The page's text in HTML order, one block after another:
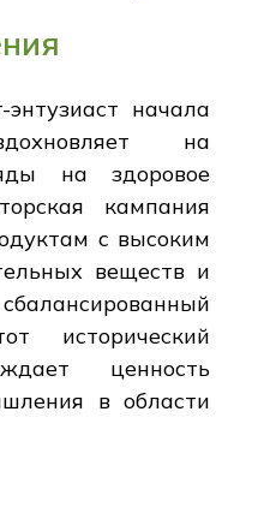
начала
на
на здоровое
кампания
с высоким
веществ и
исторический
ценность
в области